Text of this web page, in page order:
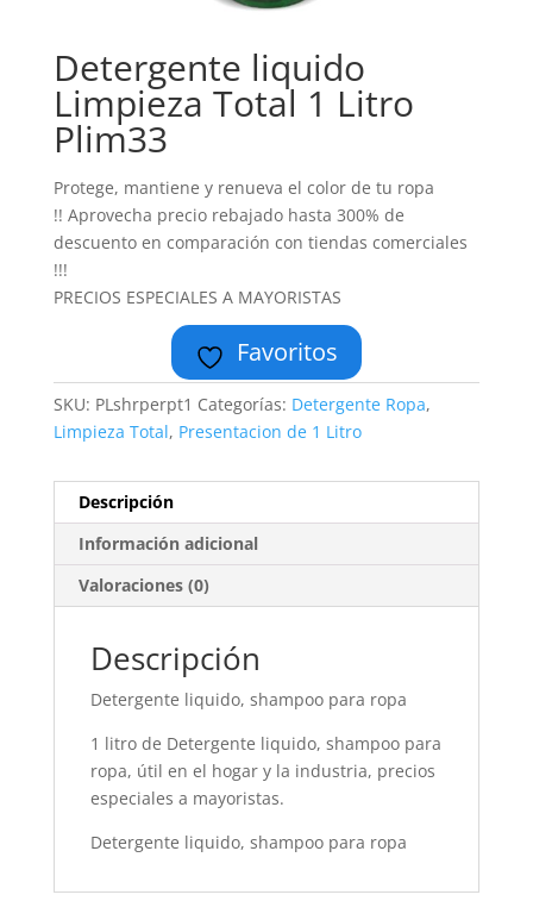
Detergente liquido
Limpieza Total 1 Litro
Plim33
Protege, mantiene y renueva el color de tu ropa
!! Aprovecha precio rebajado hasta 300% de
descuento en comparación con tiendas comerciales
!!!
PRECIOS ESPECIALES A MAYORISTAS
Favoritos
SKU: PLshrperpt1 Categorías: Detergente Ropa,
Limpieza Total, Presentacion de 1 Litro
Descripción
Información adicional
Valoraciones (0)
Descripción
Detergente liquido, shampoo para ropa
1 litro de Detergente liquido, shampoo para
ropa, útil en el hogar y la industria, precios
especiales a mayoristas.
Detergente liquido, shampoo para ropa